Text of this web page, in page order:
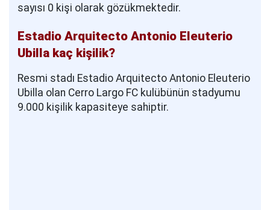
sayısı 0 kişi olarak gözükmektedir.
Estadio Arquitecto Antonio Eleuterio
Ubilla kaç kişilik?
Resmi stadı Estadio Arquitecto Antonio Eleuterio
Ubilla olan Cerro Largo FC kulübünün stadyumu
9.000 kişilik kapasiteye sahiptir.